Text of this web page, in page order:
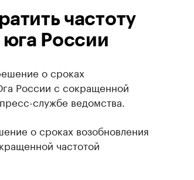
частоту
России
о сроках
России с сокращенной
службе ведомства.
о сроках возобновления
частотой